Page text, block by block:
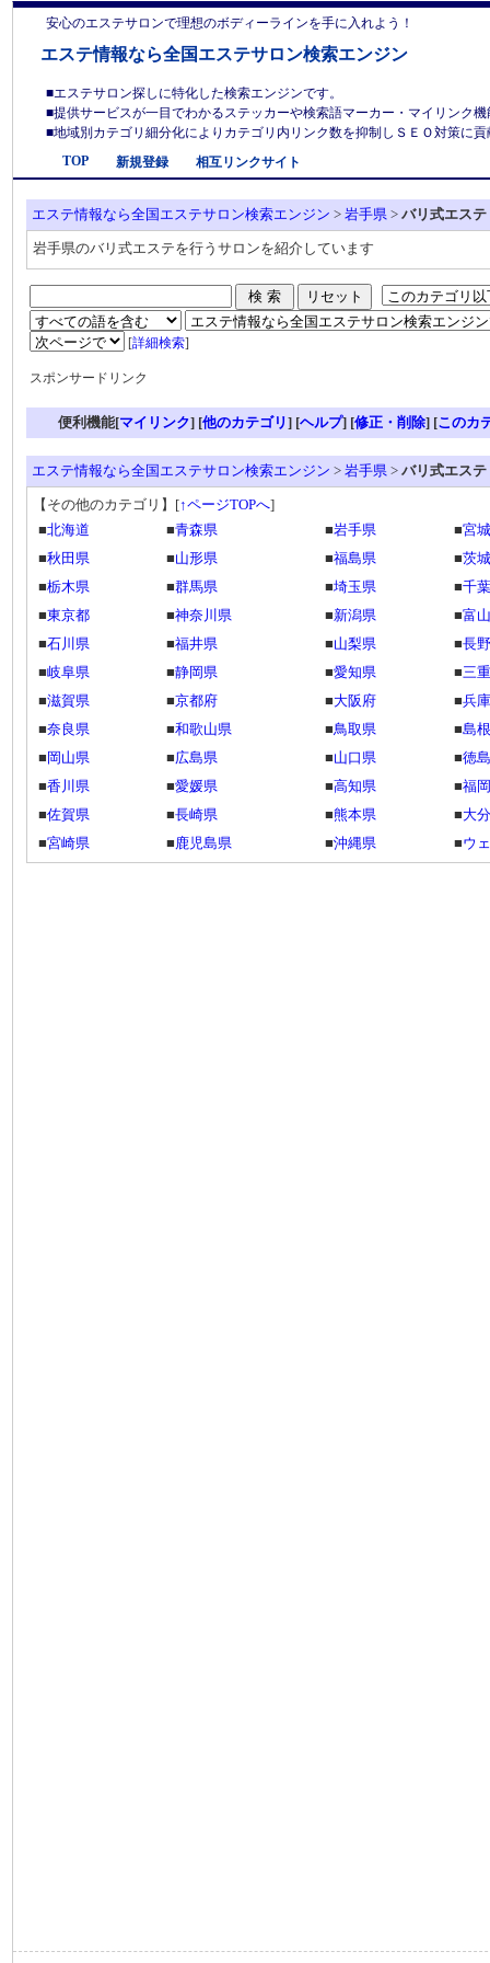
安心のエステサロンで理想のボディーラインを手に入れよう！
エステ情報なら全国エステサロン検索エンジン
■エステサロン探しに特化した検索エンジンです。
■提供サービスが一目でわかるステッカーや検索語マーカー・マイリンク
■地域別カテゴリ細分化によりカテゴリ内リンク数を抑制しＳＥＯ対策に
TOP
新規登録 相互リンクサイト
エステ情報なら全国エステサロン検索エンジン > 岩手県 > バリ式エステ
岩手県のバリ式エステを行うサロンを紹介しています
[詳細検索]
スポンサードリンク
便利機能[マイリンク] [他のカテゴリ] [ヘルプ] [修正・削除] [このカ
エステ情報なら全国エステサロン検索エンジン > 岩手県 > バリ式エステ
【その他のカテゴリ】 [↑ページTOPへ]
■北海道 ■青森県 ■岩手県 ■宮
■秋田県 ■山形県 ■福島県 ■茨
■栃木県 ■群馬県 ■埼玉県 ■千
■東京都 ■神奈川県 ■新潟県 ■富
■石川県 ■福井県 ■山梨県 ■長
■岐阜県 ■静岡県 ■愛知県 ■三
■滋賀県 ■京都府 ■大阪府 ■兵
■奈良県 ■和歌山県 ■鳥取県 ■島
■ 岡山県 ■広島県 ■山口県 ■徳
■香川県 ■愛媛県 ■高知県 ■福
■佐賀県 ■長崎県 ■熊本県 ■大
■宮崎県 ■鹿児島県 ■沖縄県 ■ウ